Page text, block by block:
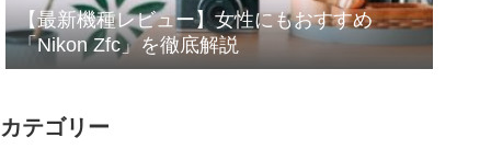
【最新機種レビュー】女性にもおすすめ
「Nikon Zfc」を徹底解説
カテゴリー